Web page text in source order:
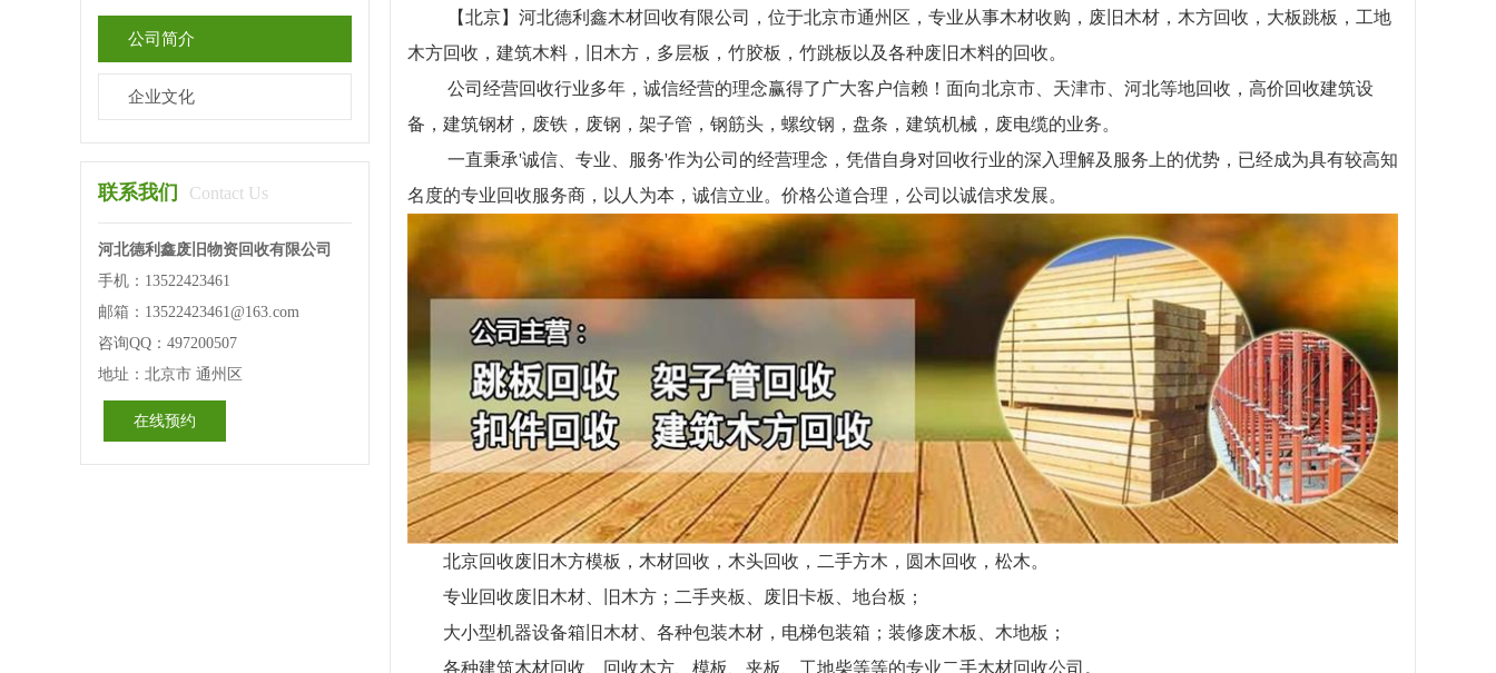
公司简介
企业文化
联系我们 Contact Us
河北德利鑫废旧物资回收有限公司
手机：13522423461
邮箱：13522423461@163.com
咨询QQ：497200507
地址：北京市 通州区
在线预约
【北京】河北德利鑫木材回收有限公司，位于北京市通州区，专业从事木材收购，废旧木材，木方回收，大板跳板，工地
木方回收，建筑木料，旧木方，多层板，竹胶板，竹跳板以及各种废旧木料的回收。
公司经营回收行业多年，诚信经营的理念赢得了广大客户信赖！面向北京市、天津市、河北等地回收，高价回收建筑设
备，建筑钢材，废铁，废钢，架子管，钢筋头，螺纹钢，盘条，建筑机械，废电缆的业务。
一直秉承'诚信、专业、服务'作为公司的经营理念，凭借自身对回收行业的深入理解及服务上的优势，已经成为具有较高知
名度的专业回收服务商，以人为本，诚信立业。价格公道合理，公司以诚信求发展。
北京回收废旧木方模板，木材回收，木头回收，二手方木，圆木回收，松木。
专业回收废旧木材、旧木方；二手夹板、废旧卡板、地台板；
大小型机器设备箱旧木材、各种包装木材，电梯包装箱；装修废木板、木地板；
各种建筑木材回收、回收木方、模板、夹板、工地柴等等的专业二手木材回收公司。